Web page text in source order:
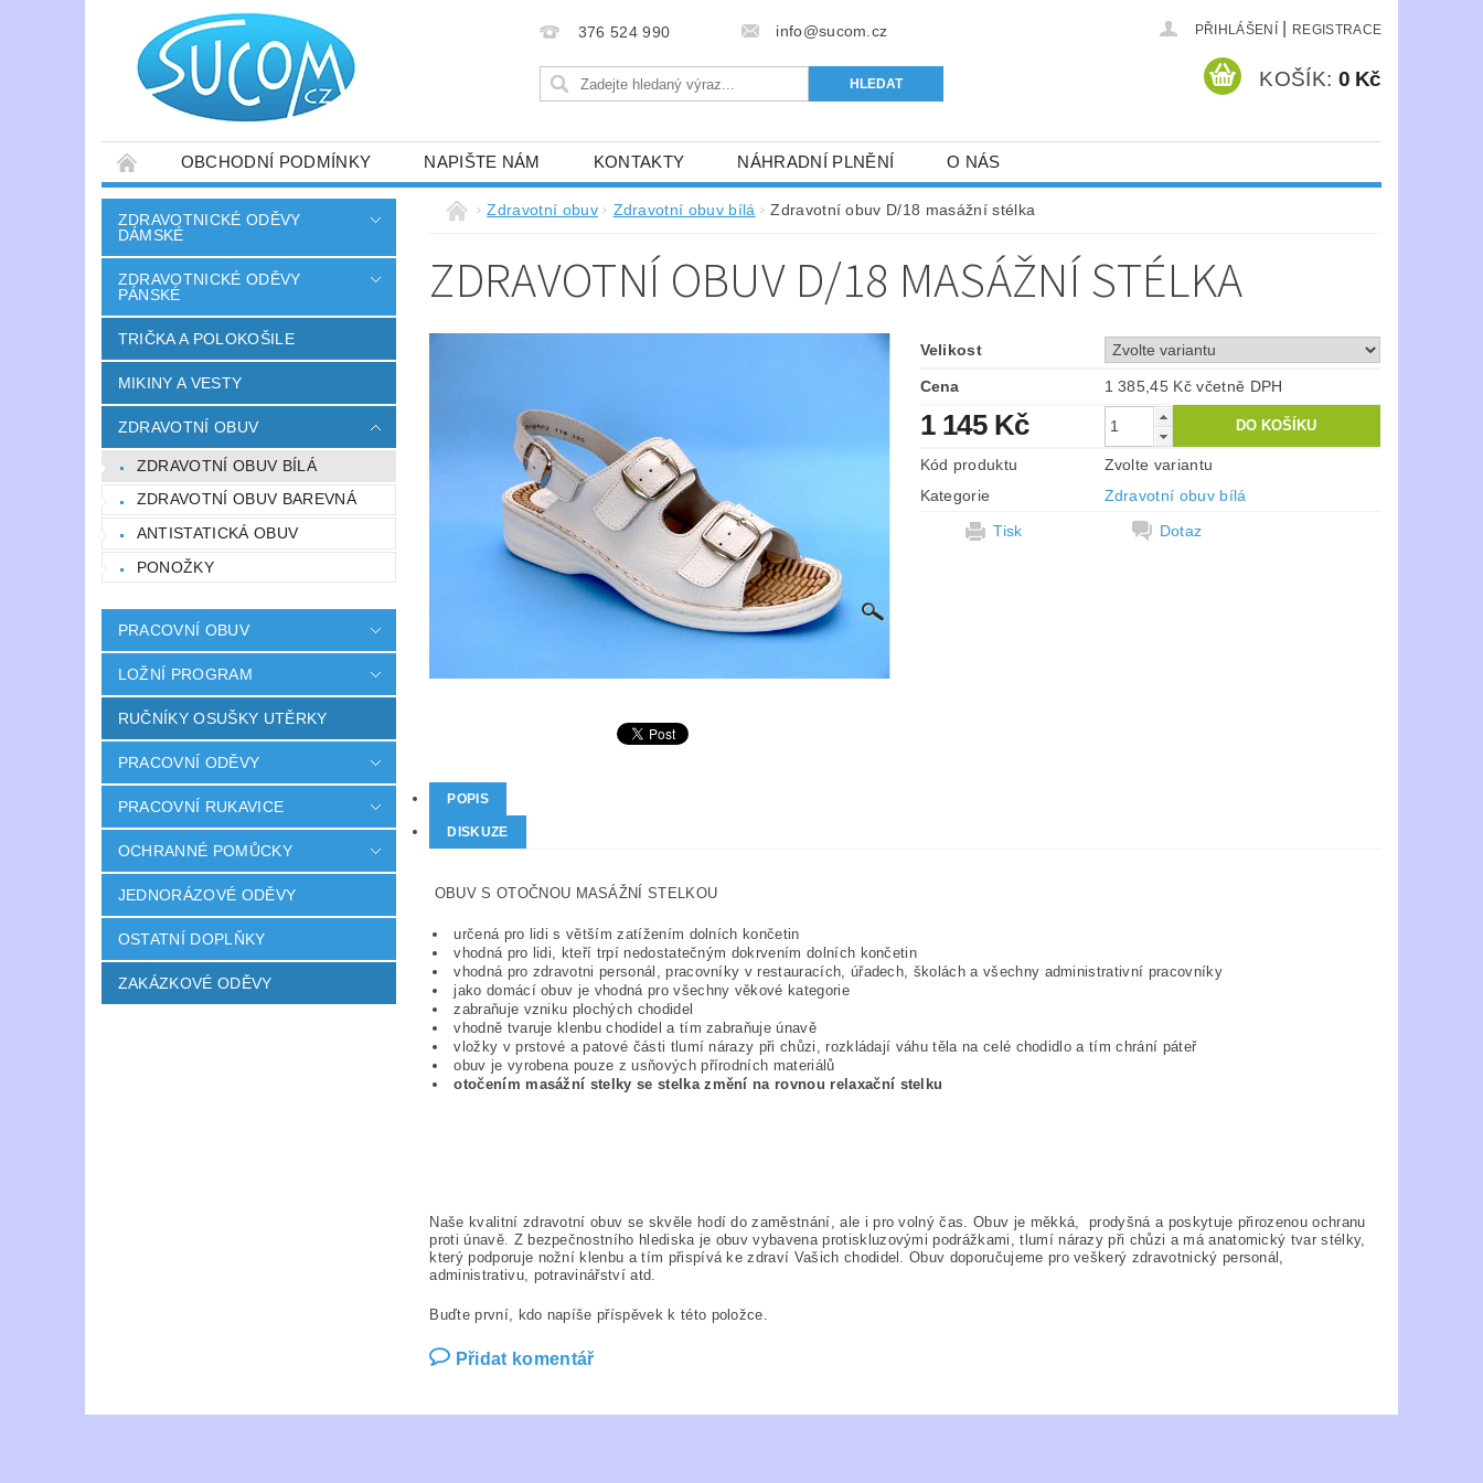
376 524 990 info@sucom.cz PŘIHLÁŠENÍ REGISTRACE
KOŠÍK: 0 Kč
OBCHODNÍ PODMÍNKY NAPIŠTE NÁM KONTAKTY NÁHRADNÍ PLNĚNÍ O NÁS
ZDRAVOTNICKÉ ODĚVY
DÁMSKÉ
ZDRAVOTNICKÉ ODĚVY
PÁNSKÉ
TRIČKA A POLOKOŠILE
MIKINY A VESTY
ZDRAVOTNÍ OBUV
ZDRAVOTNÍ OBUV BÍLÁ
ZDRAVOTNÍ OBUV BAREVNÁ
ANTISTATICKÁ OBUV
PONOŽKY
PRACOVNÍ OBUV
LOŽNÍ PROGRAM
RUČNÍKY OSUŠKY UTĚRKY
PRACOVNÍ ODĚVY
PRACOVNÍ RUKAVICE
OCHRANNÉ POMŮCKY
JEDNORÁZOVÉ ODĚVY
OSTATNÍ DOPLŇKY
ZAKÁZKOVÉ ODĚVY
Zdravotní obuv Zdravotní obuv bílá Zdravotní obuv D/18 masážní stélka
ZDRAVOTNÍ OBUV D/18 MASÁŽNÍ STÉLKA
Velikost
Cena 1 385,45 Kč včetně DPH
1 145 Kč
Kód produktu
Zvolte variantu
Kategorie
Zdravotní obuv bílá
Tisk
Dotaz
POPIS
DISKUZE
OBUV S OTOČNOU MASÁŽNÍ STELKOU
určená pro lidi s větším zatížením dolních končetin
vhodná pro lidi, kteří trpí nedostatečným dokrvením dolních končetin
vhodná pro zdravotni personál, pracovníky v restauracích, úřadech, školách a všechny administrativní pracovníky
jako domácí obuv je vhodná pro všechny věkové kategorie
zabraňuje vzniku plochých chodidel
vhodně tvaruje klenbu chodidel a tím zabraňuje únavě
vložky v prstové a patové části tlumí nárazy při chůzi, rozkládají váhu těla na celé chodidlo a tím chrání páteř
obuv je vyrobena pouze z usňových přírodních materiálů
otočením masážní stelky se stelka změní na rovnou relaxační stelku
Naše kvalitní zdravotní obuv se skvěle hodí do zaměstnání, ale i pro volný čas. Obuv je měkká, prodyšná a poskytuje přirozenou ochranu
proti únavě. Z bezpečnostního hlediska je obuv vybavena protiskluzovými podrážkami, tlumí nárazy při chůzi a má anatomický tvar stélky,
který podporuje nožní klenbu a tím přispívá ke zdraví Vašich chodidel. Obuv doporučujeme pro veškerý zdravotnický personál,
administrativu, potravinářství atd.
Buďte první, kdo napíše příspěvek k této položce.
Přidat komentář